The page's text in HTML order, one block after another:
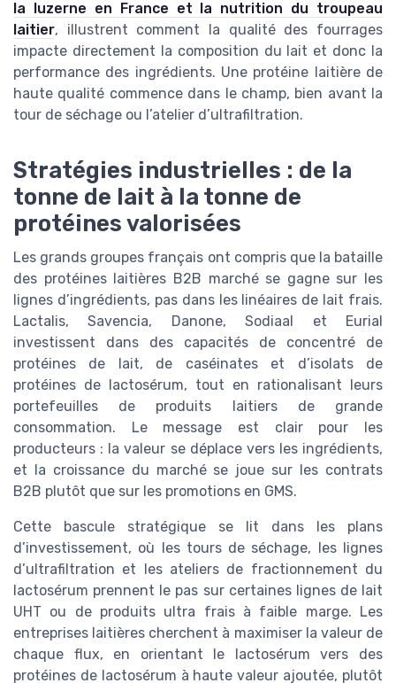
la luzerne en France et la nutrition du troupeau
laitier, illustrent comment la qualité des fourrages
impacte directement la composition du lait et donc la
performance des ingrédients. Une protéine laitière de
haute qualité commence dans le champ, bien avant la
tour de séchage ou l’atelier d’ultrafiltration.
Stratégies industrielles : de la
tonne de lait à la tonne de
protéines valorisées
Les grands groupes français ont compris que la bataille
des protéines laitières B2B marché se gagne sur les
lignes d’ingrédients, pas dans les linéaires de lait frais.
Lactalis, Savencia, Danone, Sodiaal et Eurial
investissent dans des capacités de concentré de
protéines de lait, de caséinates et d’isolats de
protéines de lactosérum, tout en rationalisant leurs
portefeuilles de produits laitiers de grande
consommation. Le message est clair pour les
producteurs : la valeur se déplace vers les ingrédients,
et la croissance du marché se joue sur les contrats
B2B plutôt que sur les promotions en GMS.
Cette bascule stratégique se lit dans les plans
d’investissement, où les tours de séchage, les lignes
d’ultrafiltration et les ateliers de fractionnement du
lactosérum prennent le pas sur certaines lignes de lait
UHT ou de produits ultra frais à faible marge. Les
entreprises laitières cherchent à maximiser la valeur de
chaque flux, en orientant le lactosérum vers des
protéines de lactosérum à haute valeur ajoutée, plutôt